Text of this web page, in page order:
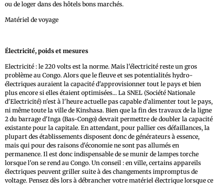
ou de loger dans des hôtels bons marchés.
Matériel de voyage
Électricité, poids et mesures
Electricité : le 220 volts est la norme. Mais l'électricité reste un gros
problème au Congo. Alors que le fleuve et ses potentialités hydro-
électriques auraient la capacité d'approvisionner tout le pays et bien
plus encore si elles étaient optimisées... La SNEL (Société Nationale
d'Electricité) n'est à l'heure actuelle pas capable d'alimenter tout le pays,
ni même toute la ville de Kinshasa. Bien que la fin des travaux de la ligne
2 du barrage d'Inga (Bas-Congo) devrait permettre de doubler la capacité
existante pour la capitale. En attendant, pour pallier ces défaillances, la
plupart des établissements disposent donc de générateurs à essence,
mais qui pour des raisons d'économie ne sont pas allumés en
permanence. Il est donc indispensable de se munir de lampes torche
lorsque l'on se rend au Congo. Un conseil : en ville, certains appareils
électriques peuvent griller suite à des changements impromptus de
voltage. Pensez dès lors à débrancher votre matériel électrique lorsque ce